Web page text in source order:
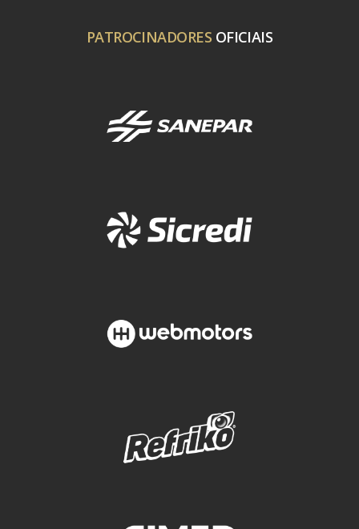
PATROCINADORES OFICIAIS